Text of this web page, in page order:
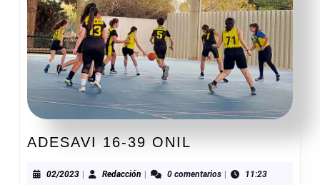
ADESAVI 16-39 ONIL
39
02/202302/2023Redacción Redacción0 comentarios 11:23